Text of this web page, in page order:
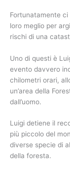
Fortunatamente
loro meglio per
rischi di una
Uno di questi è
evento davvero
chilometri orari,
un’area della
dall’uomo.
Luigi detiene il
più piccolo del
diverse specie di
della foresta.